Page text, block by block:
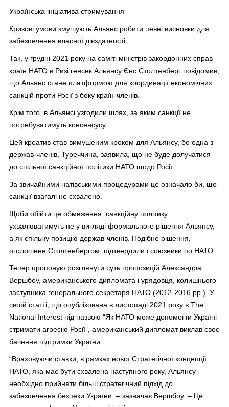
Українська ініціатива стримування
Кризові умови змушують Альянс робити певні висновки для
забезпечення власної дієздатності.
Так, у грудні 2021 року на саміті міністрів закордонних справ
країн НАТО в Ризі генсек Альянсу Єнс Столтенберг повідомив,
що Альянс стане платформою для координації економічних
санкцій проти Росії з боку країн-членів.
Крім того, в Альянсі узгодили шлях, за яким санкції не
потребуватимуть консенсусу.
Цей креатив став вимушеним кроком для Альянсу, бо одна з
держав-членів, Туреччина, заявила, що не буде долучатися
до спільної санкційної політики НАТО щодо Росії.
За звичайними натівськими процедурами це означало би, що
санкції взагалі не схвалено.
Щоби обійти це обмеження, санкційну політику
ухвалюватимуть не у вигляді формального рішення Альянсу,
а як спільну позицію держав-членів. Подібне рішення,
оголошене Столтенбергом, підтвердили і союзники по НАТО.
Тепер пропоную розглянути суть пропозицій Александра
Вершбоу, американського дипломата і урядовця, колишнього
заступника генерального секретаря НАТО (2012-2016 рр.). У
своїй статті, що опублікована в листопаді 2021 року в The
National Interest під назвою “Як НАТО може допомогти Україні
стримати агресію Росії”, американський дипломат виклав своє
бачення підтримки України.
“Враховуючи ставки, в рамках нової Стратегічної концепції
НАТО, яка має бути схвалена наступного року, Альянсу
необхідно прийняти більш стратегічний підхід до
забезпечення безпеки України, – зазначає Вершбоу. – Це